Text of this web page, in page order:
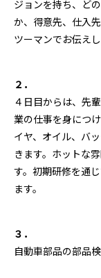
ジョンを持ち、ど
か、得意先、仕入
ツーマンでお伝えし
２．
４日目からは、先
業の仕事を身につ
イヤ、オイル、バ
きます。ホットな
す。初期研修を通
ます。
３．
自動車部品の部品